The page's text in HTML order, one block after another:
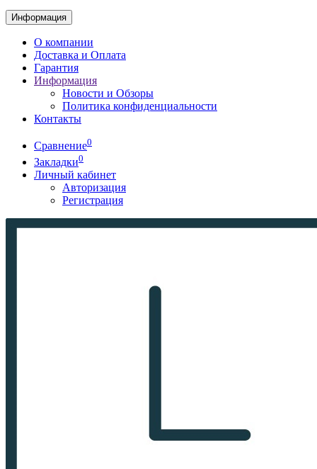
Информация
О компании
Доставка и Оплата
Гарантия
Информация
Новости и Обзоры
Политика конфиденциальности
Контакты
Сравнение0
Закладки0
Личный кабинет
Авторизация
Регистрация